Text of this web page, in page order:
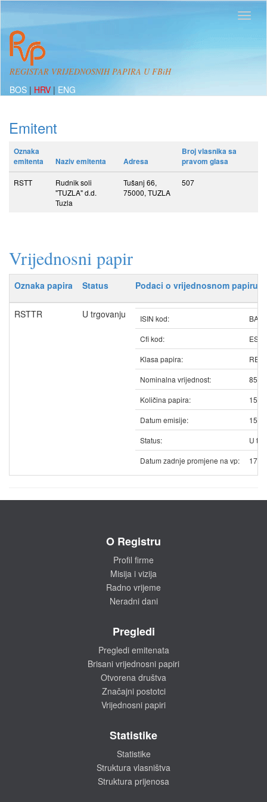
REGISTAR VRIJEDNOSNIH PAPIRA U FBiH
BOS | HRV | ENG
Emitent
Oznaka
emitenta
Naziv emitenta Adresa
Broj vlasnika sa
pravom glasa
RSTT
Rudnik soli
"TUZLA" d.d.
Tuzla
Tušanj 66,
75000, TUZLA
507
Vrijednosni papir
Oznaka papira Status Podaci o vrijednosnom papiru
RSTTR U trgovanju ISIN kod:
Cfi kod:
Klasa papira:
Nominalna vrijednost:
85.10
Količina papira:
Datum emisije:
Status:
U
Datum zadnje promjene na vp:
O Registru
Profil firme
Misija i vizija
Radno vrijeme
Neradni dani
Pregledi
Pregledi emitenata
Brisani vrijednosni papiri
Otvorena društva
Značajni postotci
Vrijednosni papiri
Statistike
Statistike
Struktura vlasništva
Struktura prijenosa